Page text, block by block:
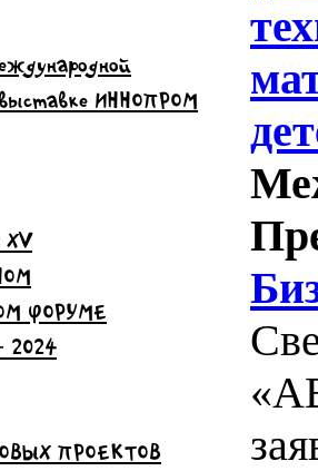
ИННОПРОМ
ХV
ФОРУМЕ
2024
ПРОЕКТОВ